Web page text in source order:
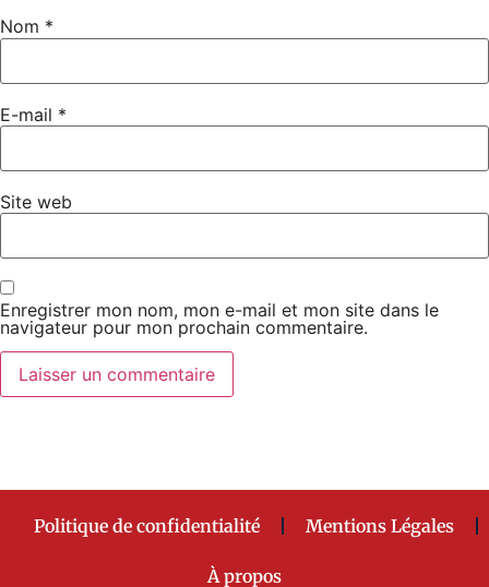
Nom *
E-mail *
Site web
Enregistrer mon nom, mon e-mail et mon site dans le
navigateur pour mon prochain commentaire.
Politique de confidentialité Mentions Légales
À propos